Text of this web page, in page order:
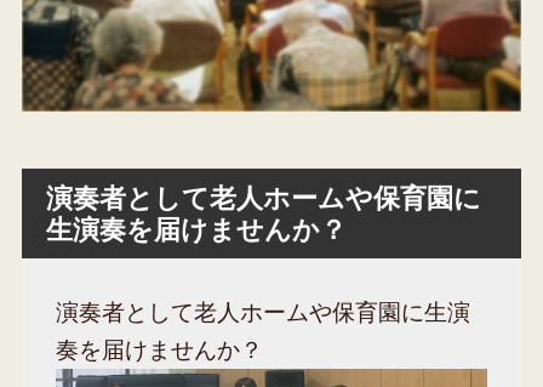
演奏者として老人ホームや保育園に
生演奏を届けませんか？
演奏者として老人ホームや保育園に生演
奏を届けませんか？